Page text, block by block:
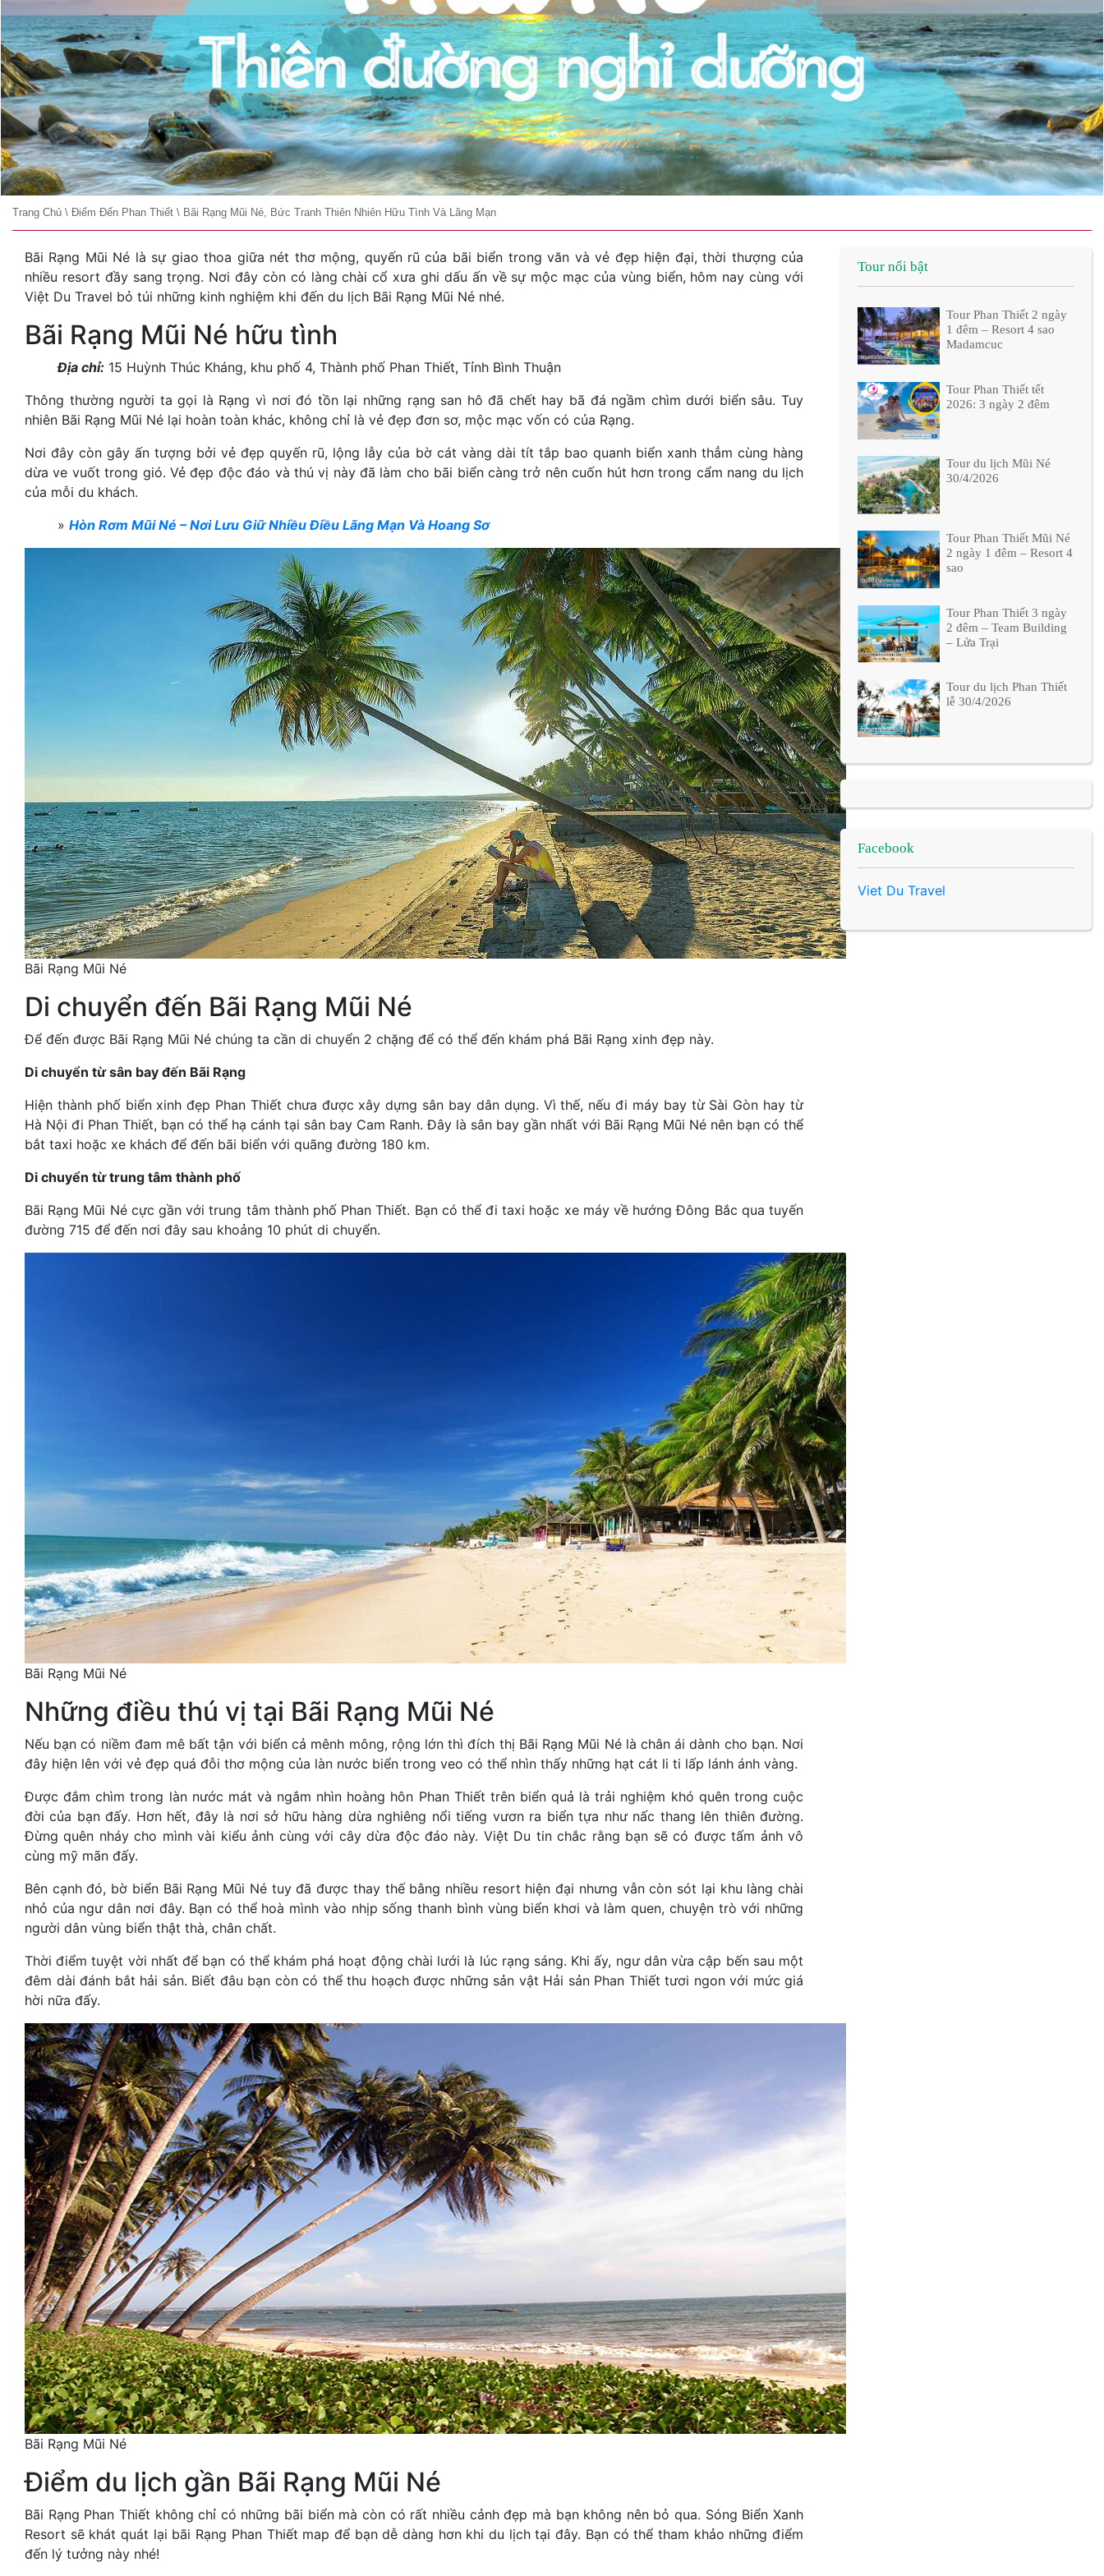
Trang Chủ \ Điểm Đến Phan Thiết \ Bãi Rạng Mũi Né, Bức Tranh Thiên Nhiên Hữu Tình Và Lãng Mạn
Bãi Rạng Mũi Né là sự giao thoa giữa nét thơ mộng, quyến rũ của bãi biển trong văn và vẻ đẹp hiện đại, thời thượng của
nhiều resort đầy sang trọng. Nơi đây còn có làng chài cổ xưa ghi dấu ấn về sự mộc mạc của vùng biển, hôm nay cùng với
Việt Du Travel bỏ túi những kinh nghiệm khi đến du lịch Bãi Rạng Mũi Né nhé.
Bãi Rạng Mũi Né hữu tình
Địa chỉ: 15 Huỳnh Thúc Kháng, khu phố 4, Thành phố Phan Thiết, Tỉnh Bình Thuận
Thông thường người ta gọi là Rạng vì nơi đó tồn lại những rạng san hô đã chết hay bã đá ngầm chìm dưới biển sâu. Tuy
nhiên Bãi Rạng Mũi Né lại hoàn toàn khác, không chỉ là vẻ đẹp đơn sơ, mộc mạc vốn có của Rạng.
Nơi đây còn gây ấn tượng bởi vẻ đẹp quyến rũ, lộng lẫy của bờ cát vàng dài tít tắp bao quanh biển xanh thẳm cùng hàng
dừa ve vuốt trong gió. Vẻ đẹp độc đáo và thú vị này đã làm cho bãi biển càng trở nên cuốn hút hơn trong cẩm nang du lịch
của mỗi du khách.
» Hòn Rơm Mũi Né – Nơi Lưu Giữ Nhiều Điều Lãng Mạn Và Hoang Sơ
Bãi Rạng Mũi Né
Di chuyển đến Bãi Rạng Mũi Né
Để đến được Bãi Rạng Mũi Né chúng ta cần di chuyển 2 chặng để có thể đến khám phá Bãi Rạng xinh đẹp này.
Di chuyển từ sân bay đến Bãi Rạng
Hiện thành phố biển xinh đẹp Phan Thiết chưa được xây dựng sân bay dân dụng. Vì thế, nếu đi máy bay từ Sài Gòn hay từ
Hà Nội đi Phan Thiết, bạn có thể hạ cánh tại sân bay Cam Ranh. Đây là sân bay gần nhất với Bãi Rạng Mũi Né nên bạn có thể
bắt taxi hoặc xe khách để đến bãi biển với quãng đường 180 km.
Di chuyển từ trung tâm thành phố
Bãi Rạng Mũi Né cực gần với trung tâm thành phố Phan Thiết. Bạn có thể đi taxi hoặc xe máy về hướng Đông Bắc qua tuyến
đường 715 để đến nơi đây sau khoảng 10 phút di chuyển.
Bãi Rạng Mũi Né
Những điều thú vị tại Bãi Rạng Mũi Né
Nếu bạn có niềm đam mê bất tận với biển cả mênh mông, rộng lớn thì đích thị Bãi Rạng Mũi Né là chân ái dành cho bạn. Nơi
đây hiện lên với vẻ đẹp quá đỗi thơ mộng của làn nước biển trong veo có thể nhìn thấy những hạt cát li ti lấp lánh ánh vàng.
Được đắm chìm trong làn nước mát và ngắm nhìn hoàng hôn Phan Thiết trên biển quả là trải nghiệm khó quên trong cuộc
đời của bạn đấy. Hơn hết, đây là nơi sở hữu hàng dừa nghiêng nổi tiếng vươn ra biển tựa như nấc thang lên thiên đường.
Đừng quên nháy cho mình vài kiểu ảnh cùng với cây dừa độc đáo này. Việt Du tin chắc rằng bạn sẽ có được tấm ảnh vô
cùng mỹ mãn đấy.
Bên cạnh đó, bờ biển Bãi Rạng Mũi Né tuy đã được thay thế bằng nhiều resort hiện đại nhưng vẫn còn sót lại khu làng chài
nhỏ của ngư dân nơi đây. Bạn có thể hoà mình vào nhịp sống thanh bình vùng biển khơi và làm quen, chuyện trò với những
người dân vùng biển thật thà, chân chất.
Thời điểm tuyệt vời nhất để bạn có thể khám phá hoạt động chài lưới là lúc rạng sáng. Khi ấy, ngư dân vừa cập bến sau một
đêm dài đánh bắt hải sản. Biết đâu bạn còn có thể thu hoạch được những sản vật Hải sản Phan Thiết tươi ngon với mức giá
hời nữa đấy.
Bãi Rạng Mũi Né
Điểm du lịch gần Bãi Rạng Mũi Né
Bãi Rạng Phan Thiết không chỉ có những bãi biển mà còn có rất nhiều cảnh đẹp mà bạn không nên bỏ qua. Sóng Biển Xanh
Resort sẽ khát quát lại bãi Rạng Phan Thiết map để bạn dễ dàng hơn khi du lịch tại đây. Bạn có thể tham khảo những điểm
đến lý tưởng này nhé!
Tour nổi bật
Tour Phan Thiết 2 ngày
1 đêm – Resort 4 sao
Madamcuc
Tour Phan Thiết tết
2026: 3 ngày 2 đêm
Tour du lịch Mũi Né
30/4/2026
Tour Phan Thiết Mũi Né
2 ngày 1 đêm – Resort 4
sao
Tour Phan Thiết 3 ngày
2 đêm – Team Building
– Lửa Trại
Tour du lịch Phan Thiết
lễ 30/4/2026
Facebook
Viet Du Travel